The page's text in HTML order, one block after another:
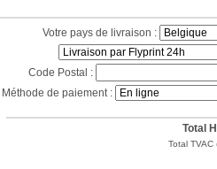
Votre pays de livraison :
Code Postal :
Méthode de paiement :
Total
Total TVAC